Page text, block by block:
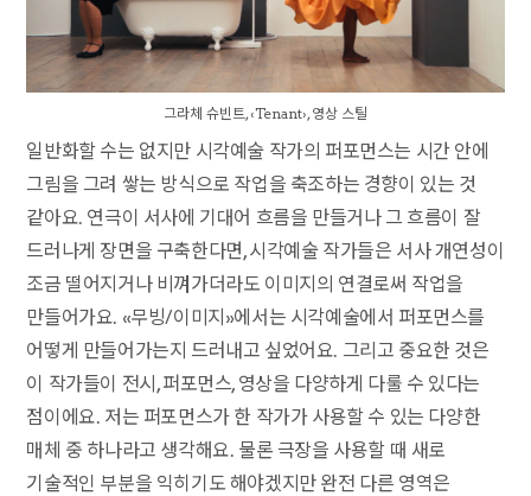
그라체 슈빈트, ‹Tenant›, 영상 스틸
일반화할 수는 없지만 시각예술 작가의 퍼포먼스는 시간 안에
그림을 그려 쌓는 방식으로 작업을 축조하는 경향이 있는 것
같아요. 연극이 서사에 기대어 흐름을 만들거나 그 흐름이 잘
드러나게 장면을 구축한다면, 시각예술 작가들은 서사 개연성이
조금 떨어지거나 비껴가더라도 이미지의 연결로써 작업을
만들어가요. «무빙/이미지»에서는 시각예술에서 퍼포먼스를
어떻게 만들어가는지 드러내고 싶었어요. 그리고 중요한 것은
이 작가들이 전시, 퍼포먼스, 영상을 다양하게 다룰 수 있다는
점이에요. 저는 퍼포먼스가 한 작가가 사용할 수 있는 다양한
매체 중 하나라고 생각해요. 물론 극장을 사용할 때 새로
기술적인 부분을 익히기도 해야겠지만 완전 다른 영역은